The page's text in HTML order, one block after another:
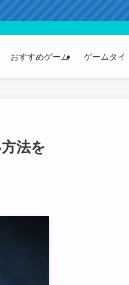
おすすめゲーム ゲームタイ
法を